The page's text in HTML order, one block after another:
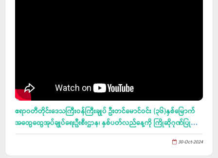
ဧရာဝတီတိုင်းဒေသကြီးဝန်ကြီးချုပ် ဦးတင်မောင်ဝင်း (၃၆)နှစ်မြောက်
အထွေထွေအုပ်ချုပ်ရေးဦးစီးဌာန၊ နှစ်ပတ်လည်နေ့ကို ကြိုဆိုဂုဏ်ပြု
သောအားဖြင့် စုပေါင်းသွေးလှူဒါန်းပွဲအခမ်းအနားသို့တက်ရောက်
30-Oct-2024